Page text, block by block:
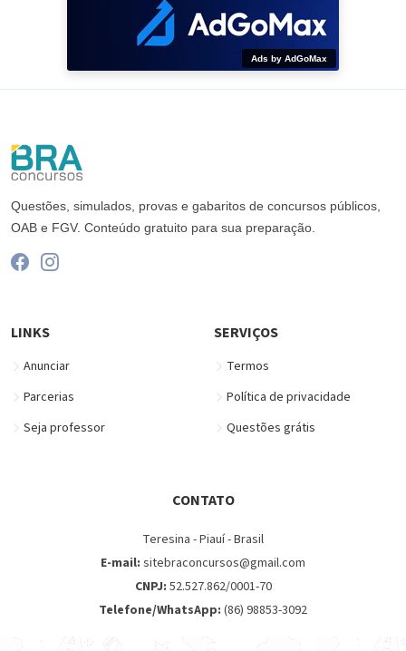
Ads by AdGoMax
Questões, simulados, provas e gabaritos de concursos públicos,
OAB e FGV. Conteúdo gratuito para sua preparação.
LINKS
Anunciar
Parcerias
Seja professor
SERVIÇOS
Termos
Política de privacidade
Questões grátis
CONTATO
Teresina - Piauí - Brasil
E-mail: sitebraconcursos@gmail.com
CNPJ: 52.527.862/0001-70
Telefone/WhatsApp: (86) 98853-3092